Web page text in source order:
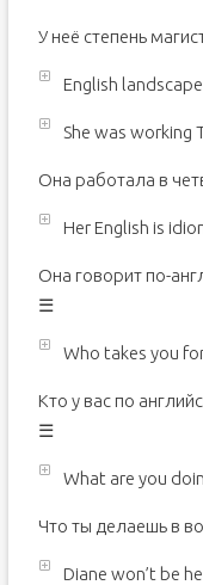
У неё степень
English
She was working
Она работала в
Her English is
Она говорит по-
☰
Who takes you
Кто у вас по
☰
What are you
Что ты делаешь в
Diane won’t be